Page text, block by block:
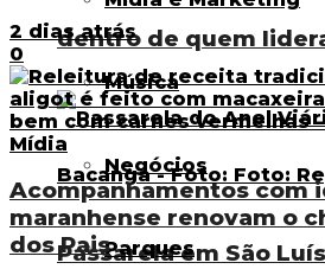
dentro de quem
Passarela em São
Música
Negócios
Parques
2 dias atrás
0
Acompanhamentos com
maranhense renovam o
dos Pais